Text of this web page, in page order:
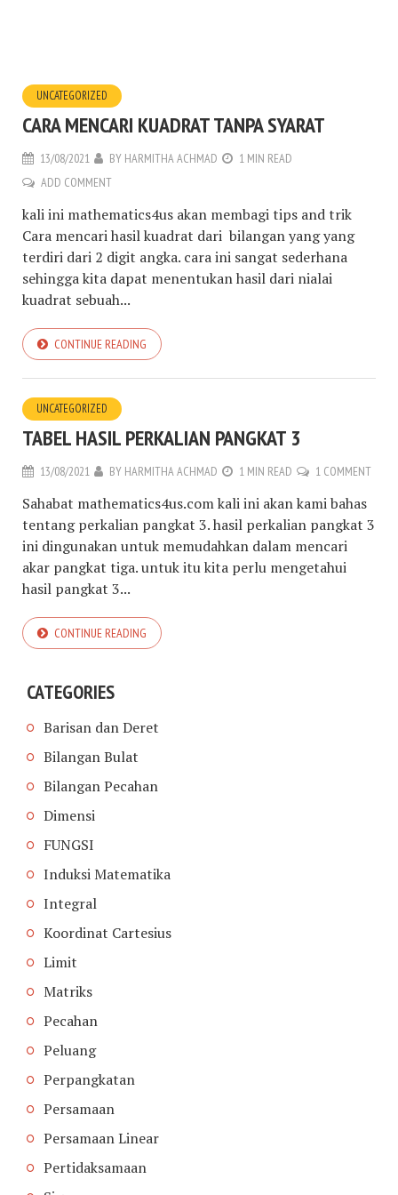
UNCATEGORIZED
CARA MENCARI KUADRAT TANPA SYARAT
13/08/2021 BY HARMITHA ACHMAD
1 MIN READ
ADD COMMENT
kali ini mathematics4us akan membagi tips and trik
Cara mencari hasil kuadrat dari bilangan yang yang
terdiri dari 2 digit angka. cara ini sangat sederhana
sehingga kita dapat menentukan hasil dari nialai
kuadrat sebuah...
CONTINUE READING
UNCATEGORIZED
TABEL HASIL PERKALIAN PANGKAT 3
13/08/2021 BY HARMITHA ACHMAD 1 MIN READ 1 COMMENT
Sahabat mathematics4us.com kali ini akan kami bahas
tentang perkalian pangkat 3. hasil perkalian pangkat 3
ini dingunakan untuk memudahkan dalam mencari
akar pangkat tiga. untuk itu kita perlu mengetahui
hasil pangkat 3...
CONTINUE READING
CATEGORIES
Barisan dan Deret
Bilangan Bulat
Bilangan Pecahan
Dimensi
FUNGSI
Induksi Matematika
Integral
Koordinat Cartesius
Limit
Matriks
Pecahan
Peluang
Perpangkatan
Persamaan
Persamaan Linear
Pertidaksamaan